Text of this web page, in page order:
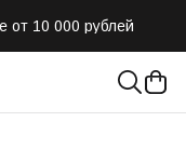
от 10 000 рублей
после оформления